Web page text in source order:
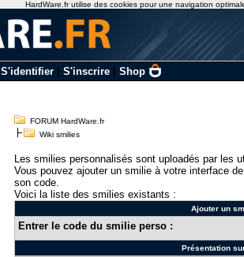
S'identifier| S'inscrire| Shop
FORUM HardWare.fr
Wiki smilies
Les smilies personnalisés sont uploadés par les
Vous pouvez ajouter un smilie à votre interface
son code.
Voici la liste des smilies existants :
Ajouter un
Entrer le code du smilie perso :
Présentation
HardWare.fr utilise des cookies pour une navigation